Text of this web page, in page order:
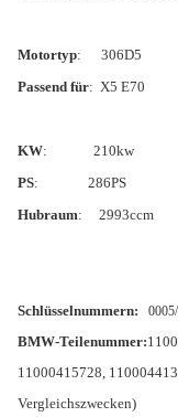
Motortyp: 306D5
Passend für: X5 E70
KW: 210kw
PS:
286PS
Hubraum: 2993ccm
Schlüsselnummern:
BMW-Teilenummer:
11000415728,
Vergleichszwecken)